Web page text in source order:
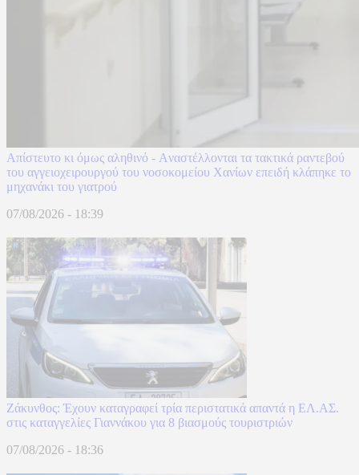
Απίστευτο κι όμως αληθινό - Aναστέλλονται τα τακτικά ραντεβού
του αγγειοχειρουργού του νοσοκομείου Χανίων επειδή κλάπηκε το
μηχανάκι του γιατρού
07/08/2026 - 18:39
Ζάκυνθος: Έχουν καταγραφεί τρία περιστατικά απαντά η ΕΛ.ΑΣ.
στις καταγγελίες Γιαννάκου για 8 βιασμούς τουριστριών
07/08/2026 - 18:36